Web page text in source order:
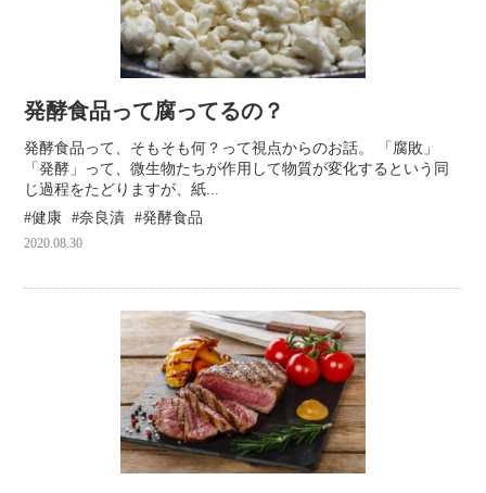
発酵食品って腐ってるの？
発酵食品って、そもそも何？って視点からのお話。 「腐敗」
「発酵」って、微生物たちが作用して物質が変化するという同
じ過程をたどりますが、紙...
健康
奈良漬 発酵食品
2020.08.30